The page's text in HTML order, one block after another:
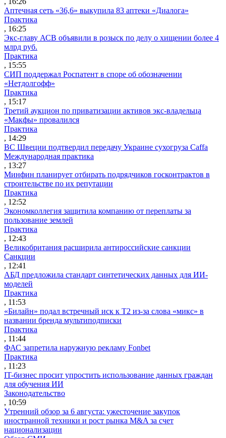
Аптечная сеть «36,6» выкупила 83 аптеки «Диалога»
Практика
, 16:25
Экс-главу АСВ объявили в розыск по делу о хищении более 4
млрд руб.
Практика
, 15:55
СИП поддержал Роспатент в споре об обозначении
«Нетдолгофф»
Практика
, 15:17
Третий аукцион по приватизации активов экс-владельца
«Макфы» провалился
Практика
, 14:29
ВС Швеции подтвердил передачу Украине сухогруза Caffa
Международная практика
, 13:27
Минфин планирует отбирать подрядчиков госконтрактов в
строительстве по их репутации
Практика
, 12:52
Экономколлегия защитила компанию от переплаты за
пользование землей
Практика
, 12:43
Великобритания расширила антироссийские санкции
Санкции
, 12:41
АБД предложила стандарт синтетических данных для ИИ-
моделей
Практика
, 11:53
«Билайн» подал встречный иск к Т2 из-за слова «микс» в
названии бренда мультиподписки
Практика
, 11:44
ФАС запретила наружную рекламу Fonbet
Практика
, 11:23
IT-бизнес просит упростить использование данных граждан
для обучения ИИ
Законодательство
, 10:59
Утренний обзор за 6 августа: ужесточение закупок
иностранной техники и рост рынка M&A за счет
национализации